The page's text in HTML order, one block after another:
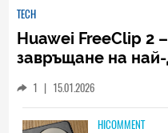
TECH
Huawei FreeClip 2
завръщане на
1 | 15.01.2026
HICOMMENT